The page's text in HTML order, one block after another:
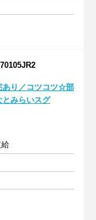
あり／コツコツ☆部
みらいスグ